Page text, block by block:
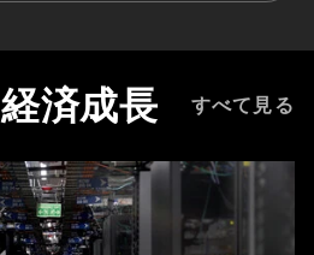
経済成長 すべて見る